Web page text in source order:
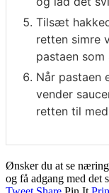
Tilsæt
retten simre
pastaen som
Når pastaen
vender
retten til
Ønsker du at se
og få adgang med det